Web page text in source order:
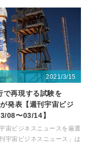
2021/3/15
で再現する試験を
発表【週刊宇宙ビジ
08〜03/14】
宙ビジネスニュースを厳選
宇宙ビジネスニュース」は